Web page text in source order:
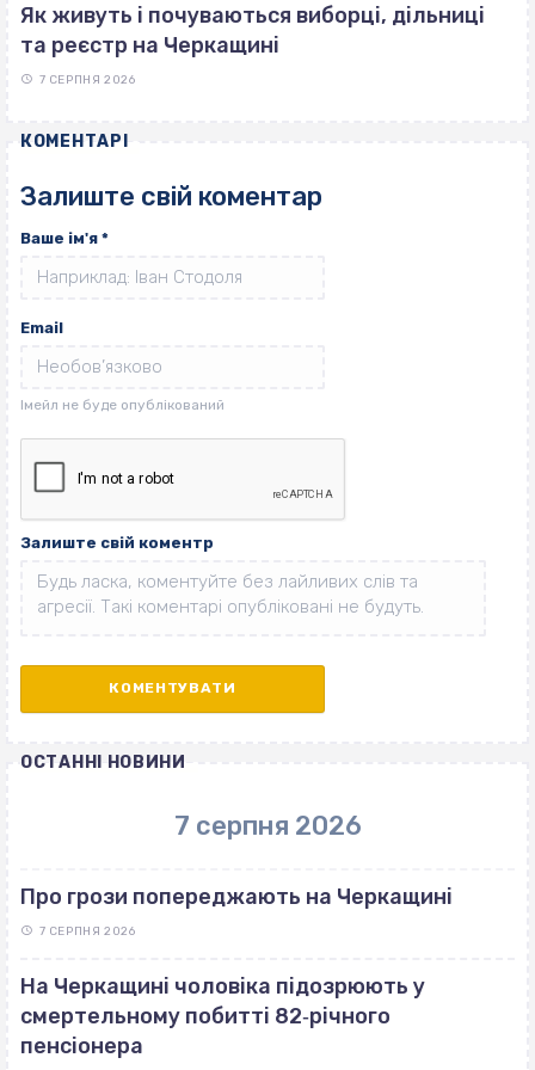
Як живуть і почуваються виборці, дільниці
та реєстр на Черкащині
7 СЕРПНЯ 2026
КОМЕНТАРІ
Залиште свій коментар
Ваше ім'я *
Email
Залиште свій коментр
ОСТАННІ НОВИНИ
7 серпня 2026
Про грози попереджають на Черкащині
7 СЕРПНЯ 2026
На Черкащині чоловіка підозрюють у
смертельному побитті 82‐річного
пенсіонера